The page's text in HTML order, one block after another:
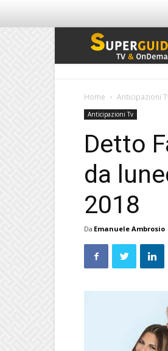
Home Anticipazioni
Anticipazioni Tv
Detto
da
2018
Da Emanuele Ambrosio